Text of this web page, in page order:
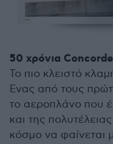
50 χρόνια Concorde
To πιο κλειστό
Ενας από τους
το αεροπλάνο που
και της
κόσμο να φαίνεται